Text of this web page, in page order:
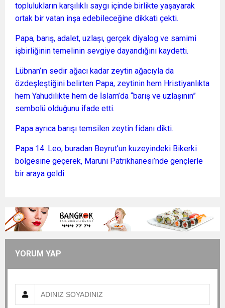
toplulukların karşılıklı saygı içinde birlikte yaşayarak
ortak bir vatan inşa edebileceğine dikkati çekti.
Papa, barış, adalet, uzlaşı, gerçek diyalog ve samimi
işbirliğinin temelinin sevgiye dayandığını kaydetti.
Lübnan’ın sedir ağacı kadar zeytin ağacıyla da
özdeşleştiğini belirten Papa, zeytinin hem Hristiyanlıkta
hem Yahudilikte hem de İslam’da “barış ve uzlaşının”
sembolü olduğunu ifade etti.
Papa ayrıca barışı temsilen zeytin fidanı dikti.
Papa 14. Leo, buradan Beyrut’un kuzeyindeki Bikerki
bölgesine geçerek, Maruni Patrikhanesi’nde gençlerle
bir araya geldi.
YORUM YAP